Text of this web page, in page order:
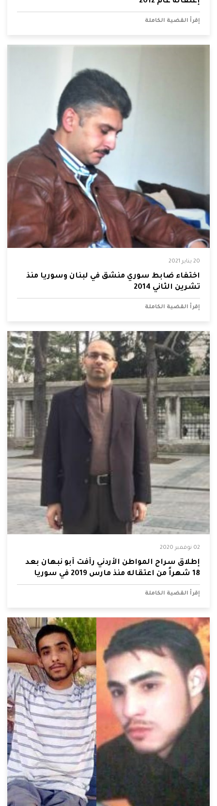
إقرأ القضية الكاملة
20 يناير 2021
اختفاء ضابط سوري منشق في لبنان وسوريا منذ
تشرين الثاني 2014
إقرأ القضية الكاملة
02 نوفمبر 2020
إطلاق سراح المواطن الأردني رأفت أبو نبهان بعد
18 شهراً من اعتقاله منذ مارس 2019 في سوريا
إقرأ القضية الكاملة